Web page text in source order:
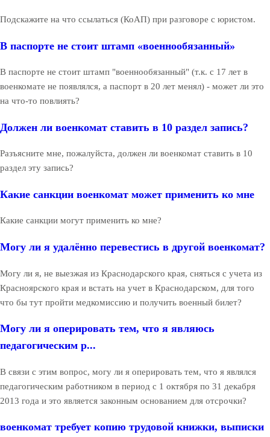
Подскажите на что ссылаться (КоАП) при разговоре с юристом.
В паспорте не стоит штамп «военнообязанный»
В паспорте не стоит штамп "военнообязанный" (т.к. с 17 лет в
военкомате не появлялся, а паспорт в 20 лет менял) - может ли это
на что-то повлиять?
Должен ли военкомат ставить в 10 раздел запись?
Разъясните мне, пожалуйста, должен ли военкомат ставить в 10
раздел эту запись?
Какие санкции военкомат может применить ко мне
Какие санкции могут применить ко мне?
Могу ли я удалённо перевестись в другой военкомат?
Могу ли я, не выезжая из Краснодарского края, сняться с учета из
Красноярского края и встать на учет в Краснодарском, для того
что бы тут пройти медкомиссию и получить военный билет?
Могу ли я оперировать тем, что я являюсь
педагогическим р...
В связи с этим вопрос, могу ли я оперировать тем, что я являлся
педагогическим работником в период с 1 октября по 31 декабря
2013 года и это является законным основанием для отсрочки?
военкомат требует копию трудовой книжки, выписки